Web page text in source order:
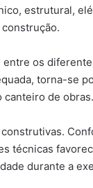
estrutural,
os
torna-se
canteiro de obras.
técnicas
durante a